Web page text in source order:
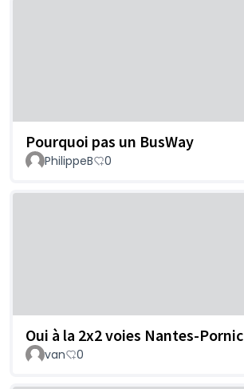
Pourquoi pas un BusWay
PhilippeB 0
Oui à la 2x2 voies Nantes-Pornic
van 0